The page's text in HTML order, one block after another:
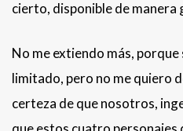
cierto, disponible de manera
No me extiendo más, porque
limitado, pero no me quiero
certeza de que nosotros,